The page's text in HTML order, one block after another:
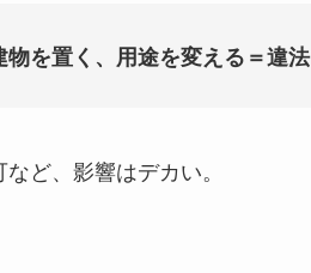
を置く、用途を変える＝違法
ど、影響はデカい。